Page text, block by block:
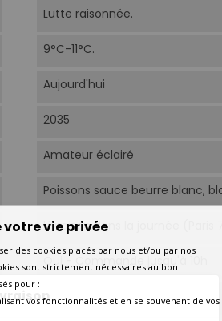
Lutte raisonnée.
9°C-11°C.
Aujourd'hui
2035
Amateur éclairé
Poissons sauce beurre blanc,
Livraison dans la journée
Oui - Commande jusqu'à 10h
Oui
votre vie privée
des cookies placés par nous et/ou par nos
sont strictement nécessaires au bon
pour :
vos fonctionnalités et en se souvenant de vos